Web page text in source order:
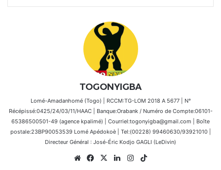
TOGONYIGBA
Lomé-Amadanhomé (Togo) | RCCM:TG-LOM 2018 A 5677 | N°
Récépissé:0425/24/03/11/HAAC | Banque:Orabank / Numéro de Compte:06101-
65386500501-49 (agence kpalimé) | Courriel:togonyigba@gmail.com | Boîte
postale:23BP90053539 Lomé Apédokoè | Tel:(00228) 99460630/93921010 |
Directeur Général : José-Éric Kodjo GAGLI (LeDivin)
WebsiteFacebook
X LinkedinInstagram